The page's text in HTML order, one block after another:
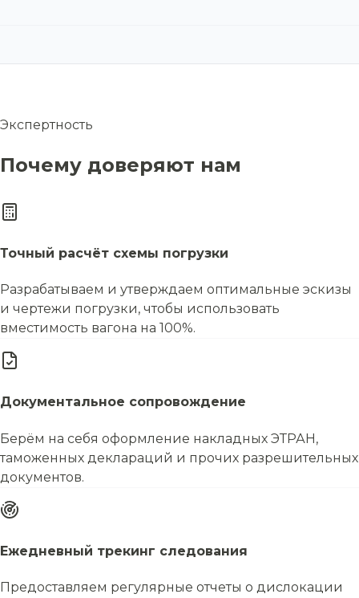
Экспертность
Почему доверяют нам
Точный расчёт схемы погрузки
Разрабатываем и утверждаем оптимальные эскизы
и чертежи погрузки, чтобы использовать
вместимость вагона на 100%.
Документальное сопровождение
Берём на себя оформление накладных ЭТРАН,
таможенных деклараций и прочих разрешительных
документов.
Ежедневный трекинг следования
Предоставляем регулярные отчеты о дислокации